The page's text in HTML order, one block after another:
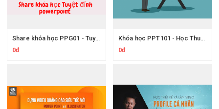
Share khóa học PPG01 - Tuyệt đỉnh PowerPoint - Hướng dẫn Chinh phục powerpoint thu hút mọi ánh nhìn
0đ
Khóa học PPT101 - Học Thuyết trình PowerPoint chuyên nghiệp
0đ